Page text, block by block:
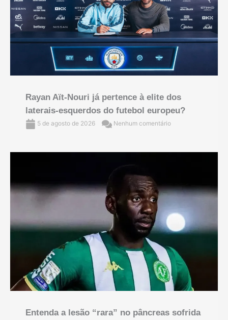
Rayan Aït-Nouri já pertence à elite dos
laterais-esquerdos do futebol europeu?
5 de agosto de 2026 Nenhum comentário
Entenda a lesão “rara” no pâncreas sofrida